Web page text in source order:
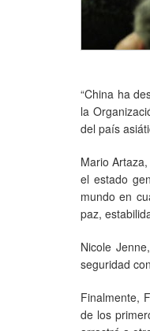
“China ha
la
del país
Mario
el estado
mundo en
paz,
Nicole
seguridad
Finalmente,
de los